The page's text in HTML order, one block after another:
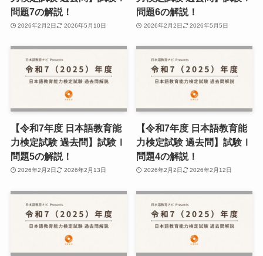
問題7の解説！
2026年2月2日 2026年5月10日
問題6の解説！
2026年2月2日 2026年5月5日
【令和7年度 日本語教育能
力検定試験 過去問】試験Ⅰ
問題5の解説！
2026年2月2日 2026年2月13日
【令和7年度 日本語教育能
力検定試験 過去問】試験Ⅰ
問題4の解説！
2026年2月2日 2026年2月12日